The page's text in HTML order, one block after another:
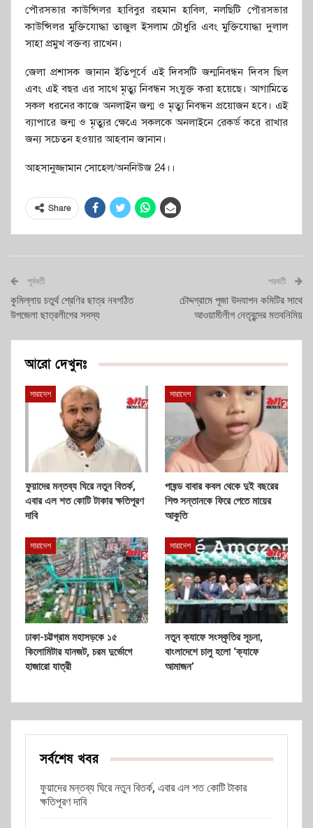
পৌরসভার কাউন্সিলর হাবিবুর রহমান হাবিল, নলছিটি পৌরসভার
কাউন্সিলর মুক্তিযোদ্ধা তাজুল ইসলাম চৌধুরি এবং মুক্তিযোদ্ধা দুলাল
সাহা প্রমুখ বক্তব্য রাখেন।
জেলা প্রশাসক জানান ইতিপূর্বে এই দিবসটি জন্মনিবন্ধন দিবস ছিল
এবং এই বছর এর সাথে মৃত্যু নিবন্ধন সংযুক্ত করা হয়েছে। আগামিতে
সকল ধরনের কাজে অনলাইন জন্ম ও মৃত্যু নিবন্ধন প্রয়োজন হবে। এই
ব্যাপারে জন্ম ও মৃত্যুর ক্ষেএে সকলকে অনলাইনে রেকর্ড করে রাখার
জন্য সচেতন হওয়ার আহবান জানান।
আহসানুজ্জামান সোহেল/অননিউজ 24।।
Share
পূর্ববর্তী
কুমিল্লায় চতুর্থ শ্রেণির ছাত্র নবগঠিত
উপজেলা ছাত্রলীগের সদস্য
পরবর্তী
চৌদ্দগ্রামে পূজা উদযাপন কমিটির সাথে
আওয়ামীলীগ নেতৃবৃন্দের মতবনিমিয়
আরো দেখুনঃ
সারাদেশ
ফুয়াদের মন্তব্য ঘিরে নতুন বিতর্ক,
এবার এল শত কোটি টাকার ক্ষতিপূরণ
দাবি
সারাদেশ
পাষন্ড বাবার কবল থেকে দুই বছরের
শিশু সন্তানকে ফিরে পেতে মায়ের
আকুতি
সারাদেশ
ঢাকা-চট্টগ্রাম মহাসড়কে ১৫
কিলোমিটার যানজট, চরম দুর্ভোগে
হাজারো যাত্রী
সারাদেশ
নতুন ক্যাফে সংস্কৃতির সূচনা,
বাংলাদেশে চালু হলো ‘ক্যাফে
আমাজন’
সর্বশেষ খবর
ফুয়াদের মন্তব্য ঘিরে নতুন বিতর্ক, এবার এল শত কোটি টাকার
ক্ষতিপূরণ দাবি